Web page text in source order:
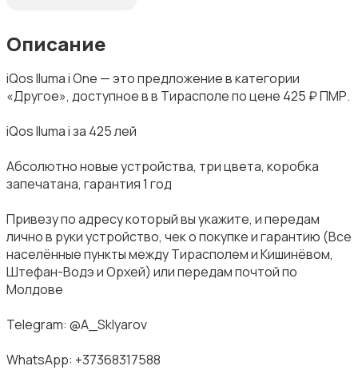
Описание
iQos Iluma i One — это предложение в категории
«Другое», доступное в в Тирасполе по цене 425 ₽ ПМР.
iQos Iluma i за 425 лей
Абсолютно новые устройства, три цвета, коробка
запечатана, гарантия 1 год
Привезу по адресу который вы укажите, и передам
лично в руки устройство, чек о покупке и гарантию (Все
населённые пункты между Тирасполем и Кишинёвом,
Штефан-Водэ и Орхей) или передам почтой по
Молдове
Telegram: @A_Sklyarov
WhatsApp: +37368317588